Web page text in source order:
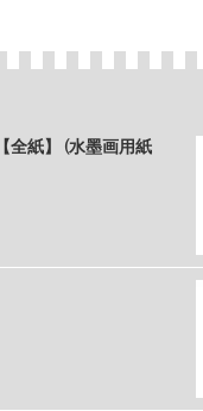
全紙】 (水墨画用紙